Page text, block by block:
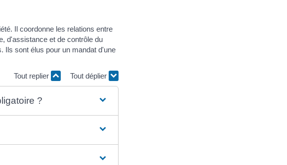
Il coordonne les relations entre
d'assistance et de contrôle du
Ils sont élus pour un mandat d'une
Tout replier
Tout déplier
?